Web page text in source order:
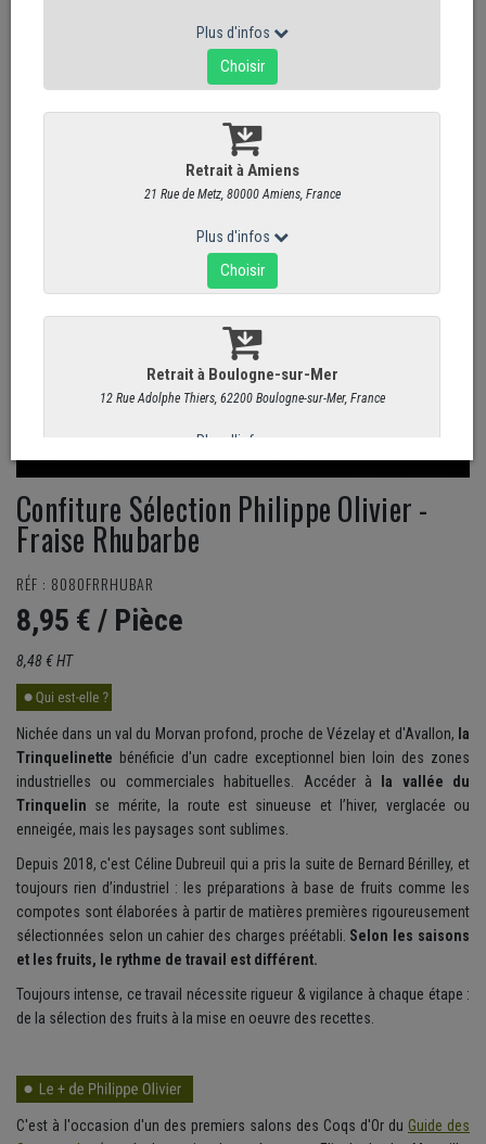
Confiture Sélection Philippe Olivier -
Fraise Rhubarbe
RÉF : 8080FRRHUBAR
8,95 € / Pièce
8,48 € HT
Nichée dans un val du Morvan profond, proche de Vézelay et d'Avallon, la
Trinquelinette bénéficie d'un cadre exceptionnel bien loin des zones
industrielles ou commerciales habituelles. Accéder à
la vallée du
Trinquelin se mérite, la route est sinueuse et l’hiver, verglacée ou
enneigée, mais les paysages sont sublimes.
Depuis 2018, c'est Céline Dubreuil qui a pris la suite de Bernard Bérilley, et
toujours rien d’industriel : les préparations à base de fruits comme les
compotes sont élaborées à partir de matières premières rigoureusement
sélectionnées selon un cahier des charges préétabli. Selon les saisons
et les fruits, le rythme de travail est différent.
Toujours intense, ce travail nécessite rigueur & vigilance à chaque étape :
de la sélection des fruits à la mise en oeuvre des recettes.
C'est à l'occasion d'un des premiers salons des Coqs d'Or du Guide des